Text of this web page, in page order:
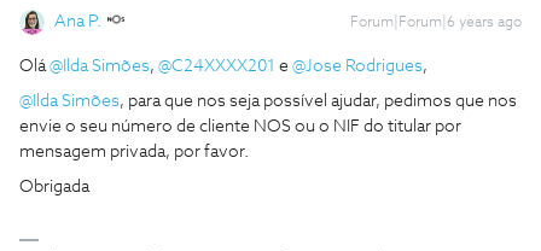
Ana P. Forum|Forum|6 years ago
Olá@Ilda Simões, @C24XXXX201 e @Jose Rodrigues,
@Ilda Simões, para que nos seja possível ajudar, pedimos que nos
envie o seu número de cliente NOS ou o NIF do titular por
mensagem privada, por favor.
Obrigada